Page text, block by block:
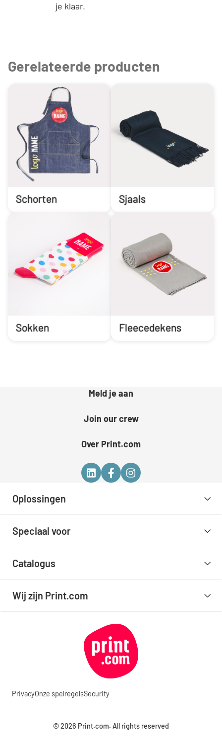
je klaar.
Gerelateerde producten
Schorten Sjaals
Sokken Fleecedekens
Meld je aan
Join our crew
Over Print.com
Oplossingen
Speciaal voor
Catalogus
Wij zijn Print.com
© 2026 Print.com. All rights reserved
PrivacyOnze spelregelsSecurity